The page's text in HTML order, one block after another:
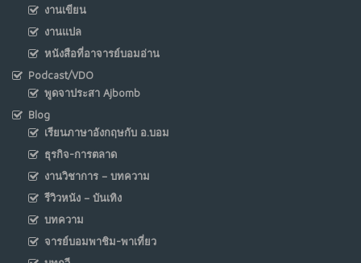
งานเขียน
งานแปล
หนังสือที่อาจารย์บอมอ่าน
Podcast/VDO
พูดจาประสา Ajbomb
Blog
เรียนภาษาอังกฤษกับ อ.บอม
ธุรกิจ-การตลาด
งานวิชาการ – บทความ
รีวิวหนัง – บันเทิง
บทความ
จารย์บอมพาชิม-พาเที่ยว